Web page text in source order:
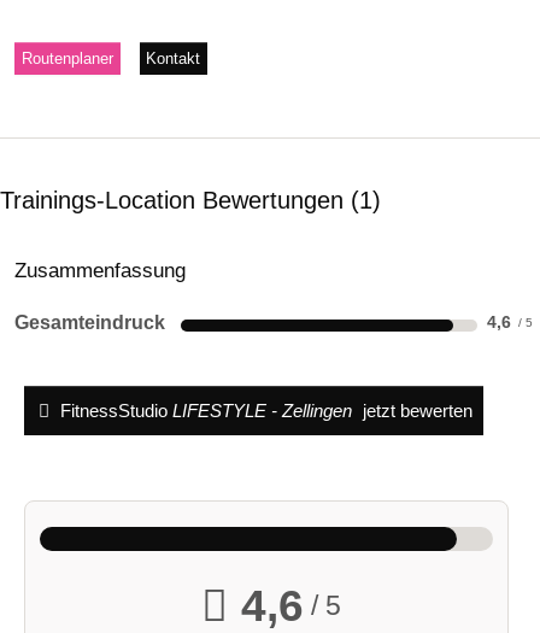
Routenplaner Kontakt
Trainings-Location Bewertungen 1
Zusammenfassung
Gesamteindruck 4,6
FitnessStudio LIFESTYLE - Zellingen jetzt bewerten
4,6 / 5